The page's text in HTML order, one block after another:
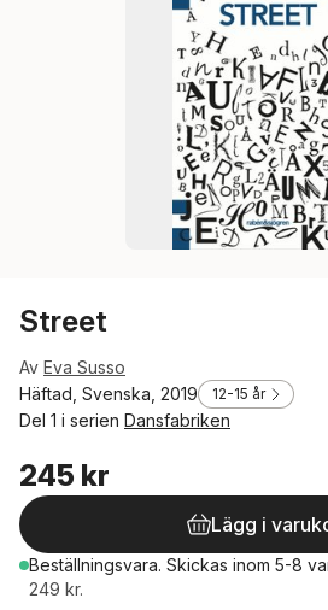
Street
Av Eva Susso
Häftad, Svenska, 2019
12-15 år
Del 1 i serien Dansfabriken
245 kr
Lägg i
Beställningsvara. Skickas inom 5-8
249 kr.